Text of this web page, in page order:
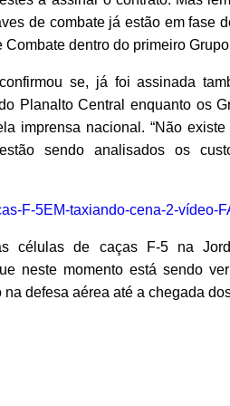
de combate já estão em fase
dentro do primeiro
se, já foi assinada
Planalto Central enquanto os
imprensa nacional. “Não
sendo analisados os
células de caças F-5 na
neste momento está sendo
defesa aérea até a chegada